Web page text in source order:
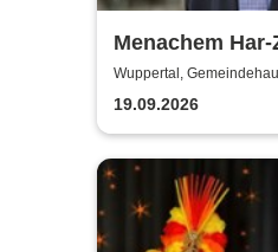
Menachem Har-
Klassiker der
Klavierliteratur /
Meisterkonzert
Wuppertal,
Gemeinde Ronsdorf
19.09.2026